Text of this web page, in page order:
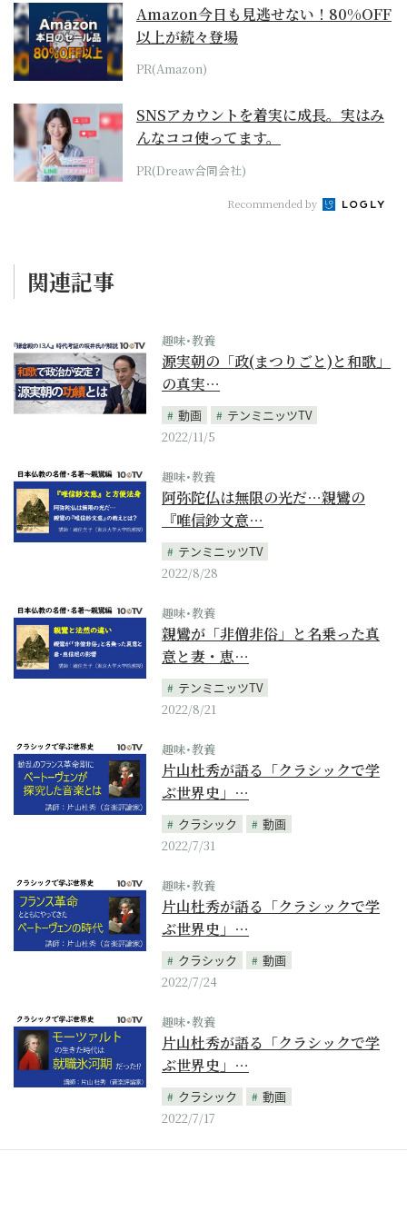
Amazon今日も見逃せない！80%OFF
以上が続々登場
PR(Amazon)
SNSアカウントを着実に成長。実はみ
んなココ使ってます。
PR(Dreaw合同会社)
Recommended by
関連記事
趣味･教養
源実朝の「政(まつりごと)と和歌」
の真実…
動画
テンミニッツTV
2022/11/5
趣味･教養
阿弥陀仏は無限の光だ…親鸞の
『唯信鈔文意…
テンミニッツTV
2022/8/28
趣味･教養
親鸞が「非僧非俗」と名乗った真
意と妻・恵…
テンミニッツTV
2022/8/21
趣味･教養
片山杜秀が語る「クラシックで学
ぶ世界史」…
クラシック
動画
2022/7/31
趣味･教養
片山杜秀が語る「クラシックで学
ぶ世界史」…
クラシック
動画
2022/7/24
趣味･教養
片山杜秀が語る「クラシックで学
ぶ世界史」…
クラシック
動画
2022/7/17